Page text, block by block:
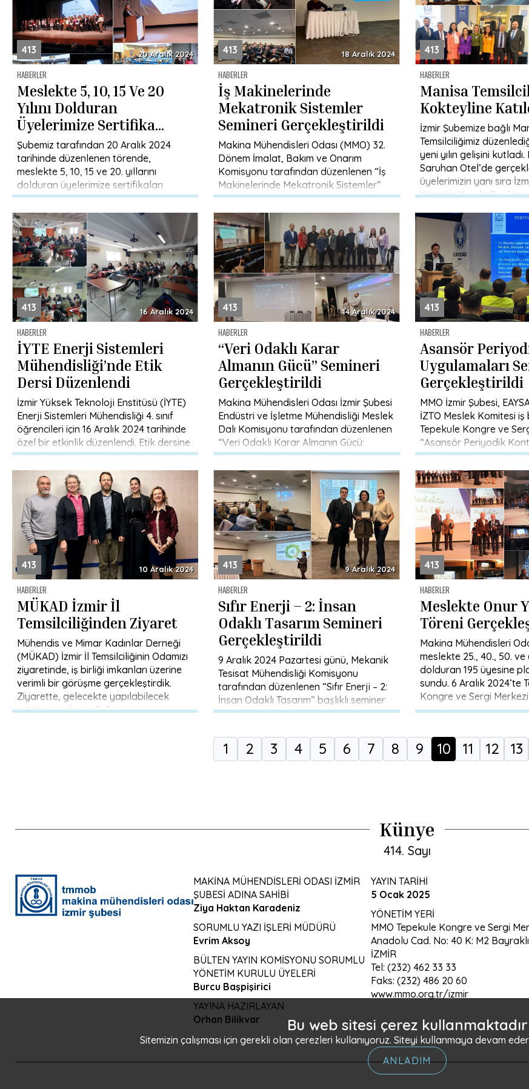
413 20 Aralık 2024
HABERLER
Meslekte 5, 10, 15 Ve 20
Yılını Dolduran
Üyelerimize Sertifika
Töreni
Şubemiz tarafından 20 Aralık 2024
tarihinde düzenlenen törende,
meslekte 5, 10, 15 ve 20. yıllarını
dolduran üyelerimize sertifikaları
takdim edildi. MMO Tepekule Kongre ve
Sergi […]
413 18 Aralık 2024
HABERLER
İş Makinelerinde
Mekatronik Sistemler
Semineri Gerçekleştirildi
Makina Mühendisleri Odası (MMO) 32.
Dönem İmalat, Bakım ve Onarım
Komisyonu tarafından düzenlenen “İş
Makinelerinde Mekatronik Sistemler”
semineri, MMO Tepekule Kongre ve
Sergi Merkezi’nde gerçekleştirildi. […]
413
HABERLER
Manisa
Kokteyline
İzmir Şubemize bağlı
Temsilciliğimiz
yeni yılın gelişini
Saruhan Otel’de
üyelerimizin yanı sıra
Yönetim Kurulu
413 16 Aralık 2024
HABERLER
İYTE Enerji Sistemleri
Mühendisliği’nde Etik
Dersi Düzenlendi
İzmir Yüksek Teknoloji Enstitüsü (İYTE)
Enerji Sistemleri Mühendisliği 4. sınıf
öğrencileri için 16 Aralık 2024 tarihinde
özel bir etkinlik düzenlendi. Etik dersine
konuk olan Makina […]
413 14 Aralık 2024
HABERLER
“Veri Odaklı Karar
Almanın Gücü” Semineri
Gerçekleştirildi
Makina Mühendisleri Odası İzmir Şubesi
Endüstri ve İşletme Mühendisliği Meslek
Dalı Komisyonu tarafından düzenlenen
“Veri Odaklı Karar Almanın Gücü:
Power BI ile Mühendislik Uygulamaları”
semineri, […]
413
HABERLER
Asansör
Uygulamaları
Gerçekleştirildi
MMO İzmir Şubesi,
İZTO Meslek Komitesi iş
Tepekule Kongre ve
“Asansör Periyodik
Uygulamaları” konulu
Semineri
413 10 Aralık 2024
HABERLER
MÜKAD İzmir İl
Temsilciliğinden Ziyaret
Mühendis ve Mimar Kadınlar Derneği
(MÜKAD) İzmir İl Temsilciliğinin Odamızı
ziyaretinde, iş birliği imkanları üzerine
verimli bir görüşme gerçekleştirdik.
Ziyarette, gelecekte yapılabilecek
ortak projeler ve […]
413 9 Aralık 2024
HABERLER
Sıfır Enerji – 2: İnsan
Odaklı Tasarım Semineri
Gerçekleştirildi
9 Aralık 2024 Pazartesi günü, Mekanik
Tesisat Mühendisliği Komisyonu
tarafından düzenlenen “Sıfır Enerji – 2:
İnsan Odaklı Tasarım” başlıklı seminer
gerçekleştirildi. Etkinliğe, yüksek mimar
413
HABERLER
Meslekte Onur
Töreni
Makina Mühendisleri
meslekte 25., 40., 50. ve
dolduran 195 üyesine
sundu. 6 Aralık 2024’te
Kongre ve Sergi
1 2 3 4 5 6 7 8 9 10 11 12 13
Künye
414. Sayı
MAKİNA MÜHENDİSLERİ ODASI İZMİR
ŞUBESİ ADINA SAHİBİ
Ziya Haktan Karadeniz
SORUMLU YAZI İŞLERİ MÜDÜRÜ
Evrim Aksoy
BÜLTEN YAYIN KOMİSYONU SORUMLU
YÖNETİM KURULU ÜYELERİ
Burcu Başpişirici
YAYINA HAZIRLAYAN
Orhan Bilikvar
YAYIN TARİHİ
5 Ocak 2025
YÖNETİM YERİ
MMO Tepekule Kongre ve Sergi
Anadolu Cad. No: 40 K: M2
İZMİR
Tel: (232) 462 33 33
Faks: (232) 486 20 60
www.mmo.org.tr/izmir
Bu web sitesi çerez kullanmaktadır
Sitemizin çalışması için gerekli olan çerezleri kullanıyoruz. Siteyi kullanmaya devam
ANLADIM